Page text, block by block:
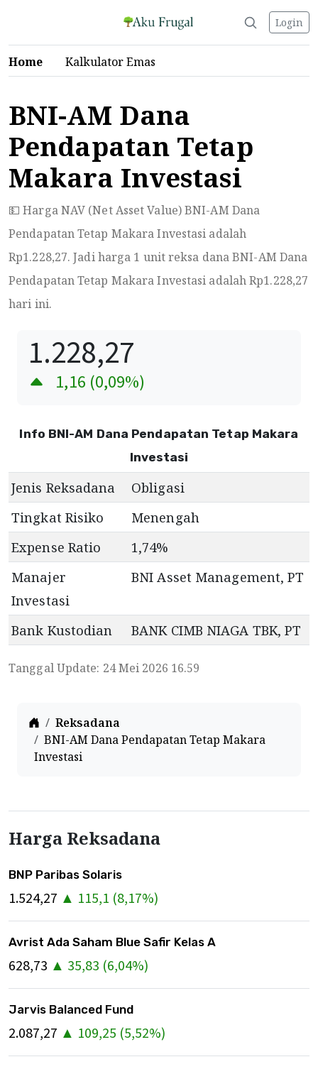
Login
Home Kalkulator Emas
BNI-AM Dana
Pendapatan Tetap
Makara Investasi
💵 Harga NAV (Net Asset Value) BNI-AM Dana
Pendapatan Tetap Makara Investasi adalah
Rp1.228,27. Jadi harga 1 unit reksa dana BNI-AM Dana
Pendapatan Tetap Makara Investasi adalah Rp1.228,27
hari ini.
1.228,27
1,16 (0,09%)
Info BNI-AM Dana Pendapatan Tetap Makara
Investasi
Jenis Reksadana
Obligasi
Tingkat Risiko
Menengah
Expense Ratio
1,74%
Manajer
Investasi
BNI Asset Management, PT
Bank Kustodian BANK CIMB NIAGA TBK, PT
Tanggal Update: 24 Mei 2026 16.59
Home
Reksadana
BNI-AM Dana Pendapatan Tetap Makara
Investasi
Harga Reksadana
BNP Paribas Solaris
1.524,27 ▲ 115,1 (8,17%)
Avrist Ada Saham Blue Safir Kelas A
628,73 ▲ 35,83 (6,04%)
Jarvis Balanced Fund
2.087,27 ▲ 109,25 (5,52%)